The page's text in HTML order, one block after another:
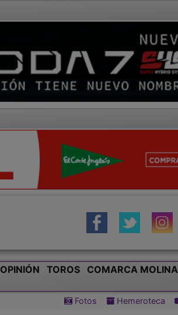
OPINIÓN TOROS
COMARCA MOLINA
Fotos Hemeroteca